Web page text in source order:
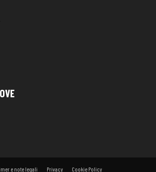
e note legali Privacy Cookie Policy